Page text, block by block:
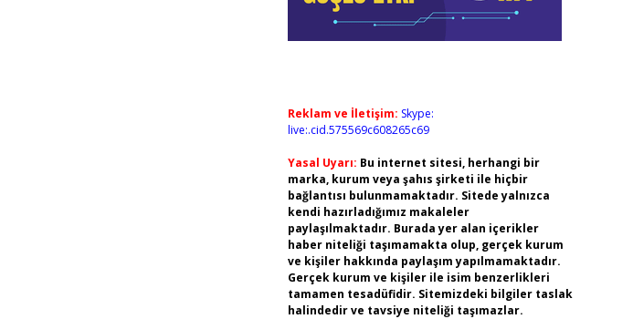
Reklam ve İletişim: Skype:
live:.cid.575569c608265c69
Yasal Uyarı: Bu internet sitesi, herhangi bir
marka, kurum veya şahıs şirketi ile hiçbir
bağlantısı bulunmamaktadır. Sitede yalnızca
kendi hazırladığımız makaleler
paylaşılmaktadır. Burada yer alan içerikler
haber niteliği taşımamakta olup, gerçek kurum
ve kişiler hakkında paylaşım yapılmamaktadır.
Gerçek kurum ve kişiler ile isim benzerlikleri
tamamen tesadüfidir. Sitemizdeki bilgiler taslak
halindedir ve tavsiye niteliği taşımazlar.